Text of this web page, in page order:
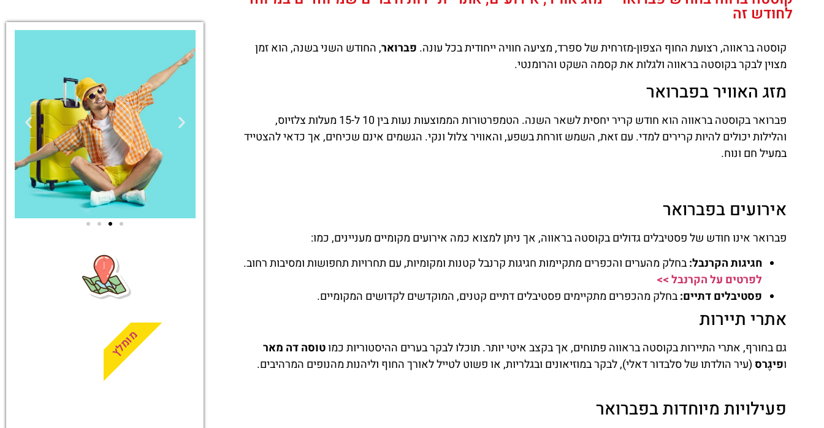
לחודש זה
קוסטה בראווה, רצועת החוף הצפון-מזרחית של ספרד, מציעה חוויה ייחודית בכל עונה. פברואר, החודש השני בשנה, הוא זמן
מצוין לבקר בקוסטה בראווה ולגלות את קסמה השקט והרומנטי.
מזג האוויר בפברואר
פברואר בקוסטה בראווה הוא חודש קריר יחסית לשאר השנה. הטמפרטורות הממוצעות נעות בין 10 ל-15 מעלות צלזיוס,
והלילות יכולים להיות קרירים למדי. עם זאת, השמש זורחת בשפע, והאוויר צלול ונקי. הגשמים אינם שכיחים, אך כדאי להצטייד
במעיל חם ונוח.
אירועים בפברואר
פברואר אינו חודש של פסטיבלים גדולים בקוסטה בראווה, אך ניתן למצוא כמה אירועים מקומיים מעניינים, כמו:
חגיגות הקרנבל:בחלק מהערים והכפרים מתקיימות חגיגות קרנבל קטנות ומקומיות, עם תחרויות תחפושות ומסיבות רחוב.
לפרטים על הקרנבל >>
פסטיבלים דתיים:בחלק מהכפרים מתקיימים פסטיבלים דתיים קטנים, המוקדשים לקדושים המקומיים.
אתרי תיירות
גם בחורף, אתרי התיירות בקוסטה בראווה פתוחים, אך בקצב איטי יותר. תוכלו לבקר בערים ההיסטוריות כמוטוסה דה מאר
ופיגֶרס(עיר הולדתו של סלבדור דאלי), לבקר במוזיאונים ובגלריות, או פשוט לטייל לאורך החוף וליהנות מהנופים המרהיבים.
פעילויות מיוחדות בפברואר
השכרת
רכב
השוואת מחירים
ברצלונה
הסודית
כל המידע המקיף
בקבוצת
הפייסבוק שלנו
מלונות טיסות
מציאת
טיסה זולה?
לחצו
פה!
מומלץ